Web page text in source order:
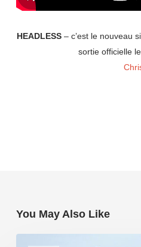
HEADLESS – c’est le nouveau
sortie officielle
You May Also Like